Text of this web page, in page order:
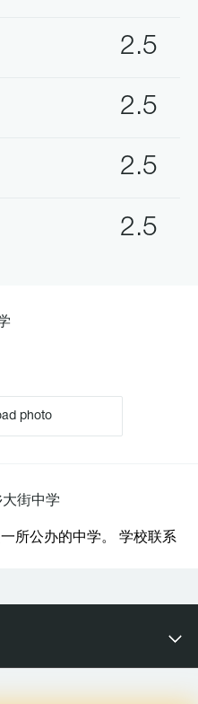
2.5
2.5
2.5
2.5
photo
大街中学
所公办的中学。 学校联系